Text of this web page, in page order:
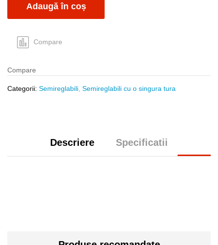
14x14x6mm
quantity
Adaugă în coș
Compare
Compare
Categorii: Semireglabili Semireglabili cu o singura tura
Descriere Specificatii